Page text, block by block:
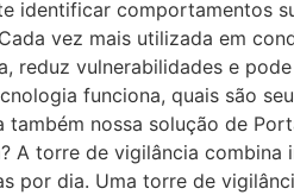
identificar comportamentos
vez mais utilizada em
vulnerabilidades e
funciona, quais são
nossa solução de
A torre de vigilância
por dia. Uma torre de